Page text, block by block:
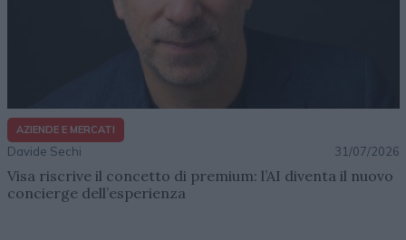
AZIENDE E MERCATI
Davide Sechi 31/07/2026
Visa riscrive il concetto di premium: l’AI diventa il nuovo
concierge dell’esperienza